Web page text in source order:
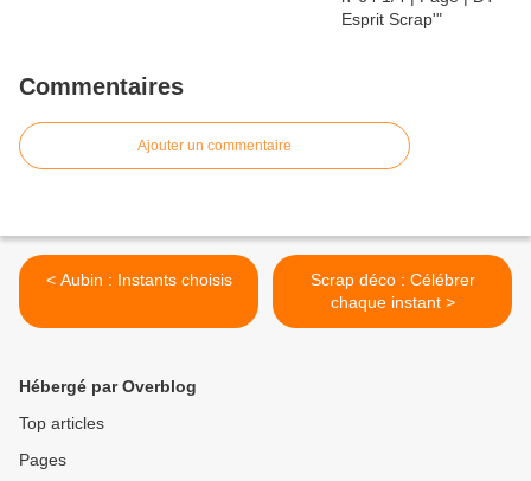
Commentaires
Ajouter un commentaire
< Aubin : Instants choisis
Scrap déco : Célébrer
chaque instant >
Hébergé par Overblog
Top articles
Pages